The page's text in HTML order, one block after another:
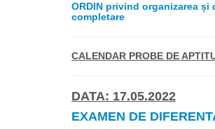
ORDIN privind organizarea
completare
CALENDAR PROBE DE
DATA: 17.05.2022
EXAMEN DE